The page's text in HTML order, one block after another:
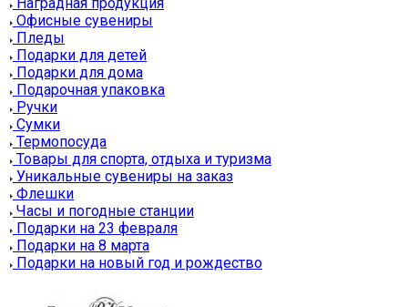
Офисные сувениры
Пледы
Подарки для детей
Подарки для дома
Подарочная упаковка
Ручки
Сумки
Термопосуда
Товары для спорта, отдыха и туризма
Уникальные сувениры на заказ
Флешки
Часы и погодные станции
Подарки на 23 февраля
Подарки на 8 марта
Подарки на новый год и рождество